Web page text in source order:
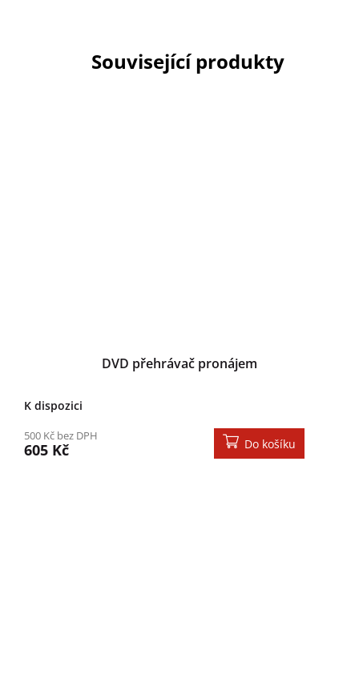
Související produkty
DVD přehrávač pronájem
K dispozici
500 Kč bez DPH
605 Kč Do košíku